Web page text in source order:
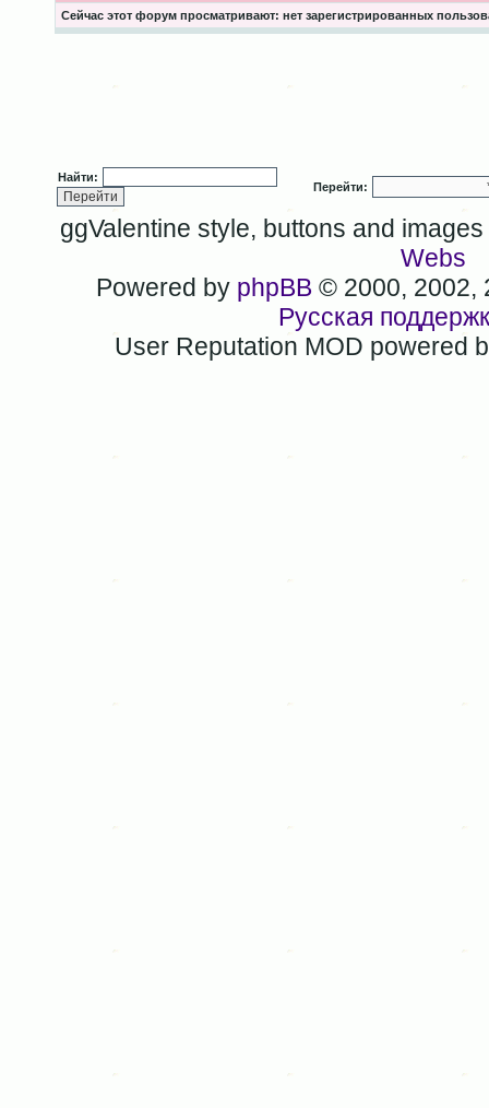
Сейчас этот форум просматривают: нет зарегистрированных
Найти:
Перейти:
ggValentine style, buttons and
Webs
Powered by phpBB © 2000, 2002,
Русская
User Reputation MOD powered